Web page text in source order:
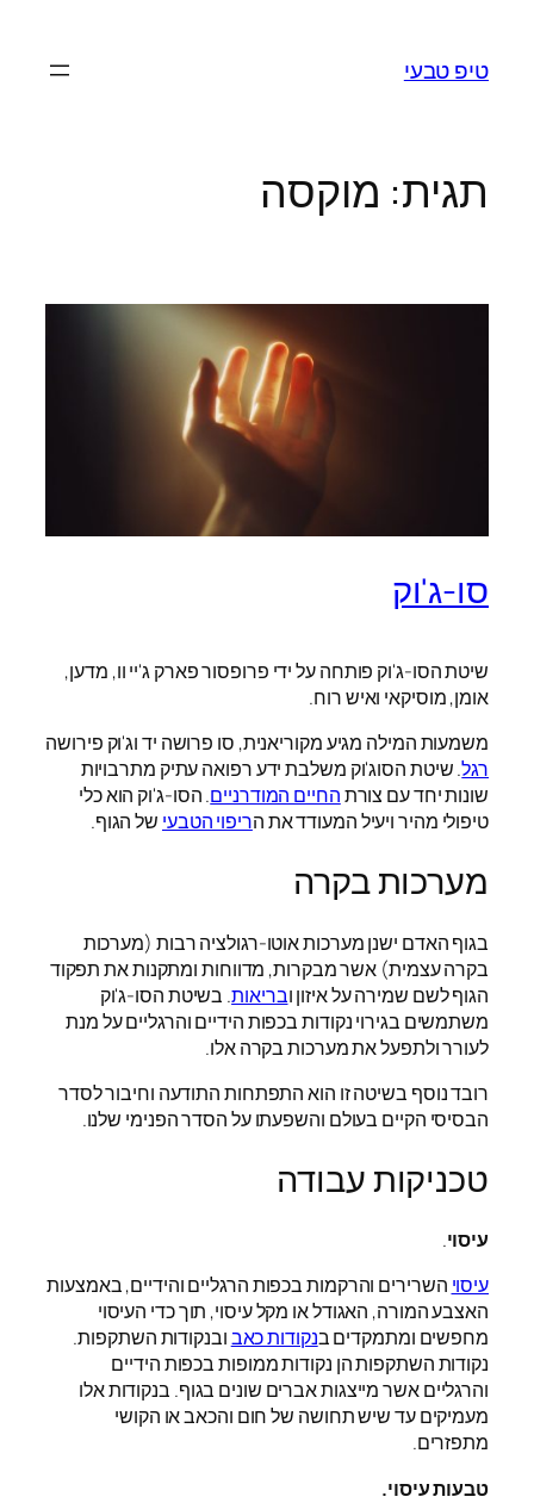
טיפ טבעי
תגית: מוקסה
סו-ג'וק
שיטת הסו-ג'וק פותחה על ידי פרופסור פארק ג'יי וו, מדען,
אומן, מוסיקאי ואיש רוח.
משמעות המילה מגיע מקוריאנית, סו פרושה יד וג'וק פירושה
רגל. שיטת הסוג'וק משלבת ידע רפואה עתיק מתרבויות
שונות יחד עם צורתהחיים המודרניים. הסו-ג'וק הוא כלי
טיפולי מהיר ויעיל המעודד את הריפוי הטבעי של הגוף.
מערכות בקרה
בגוף האדם ישנן מערכות אוטו-רגולציה רבות (מערכות
בקרה עצמית) אשר מבקרות, מדווחות ומתקנות את תפקוד
הגוף לשם שמירה על איזון ובריאות. בשיטת הסו-ג'וק
משתמשים בגירוי נקודות בכפות הידיים והרגליים על מנת
לעורר ולתפעל את מערכות בקרה אלו.
רובד נוסף בשיטה זו הוא התפתחות התודעה וחיבור לסדר
הבסיסי הקיים בעולם והשפעתו על הסדר הפנימי שלנו.
טכניקות עבודה
עיסוי.
עיסוי השרירים והרקמות בכפות הרגליים והידיים, באמצעות
האצבע המורה, האגודל או מקל עיסוי, תוך כדי העיסוי
מחפשים ומתמקדים בנקודות כאבובנקודות השתקפות.
נקודות השתקפות הן נקודות ממופות בכפות הידיים
והרגליים אשר מייצגות אברים שונים בגוף. בנקודות אלו
מעמיקים עד שיש תחושה של חום והכאב או הקושי
מתפזרים.
טבעות עיסוי.